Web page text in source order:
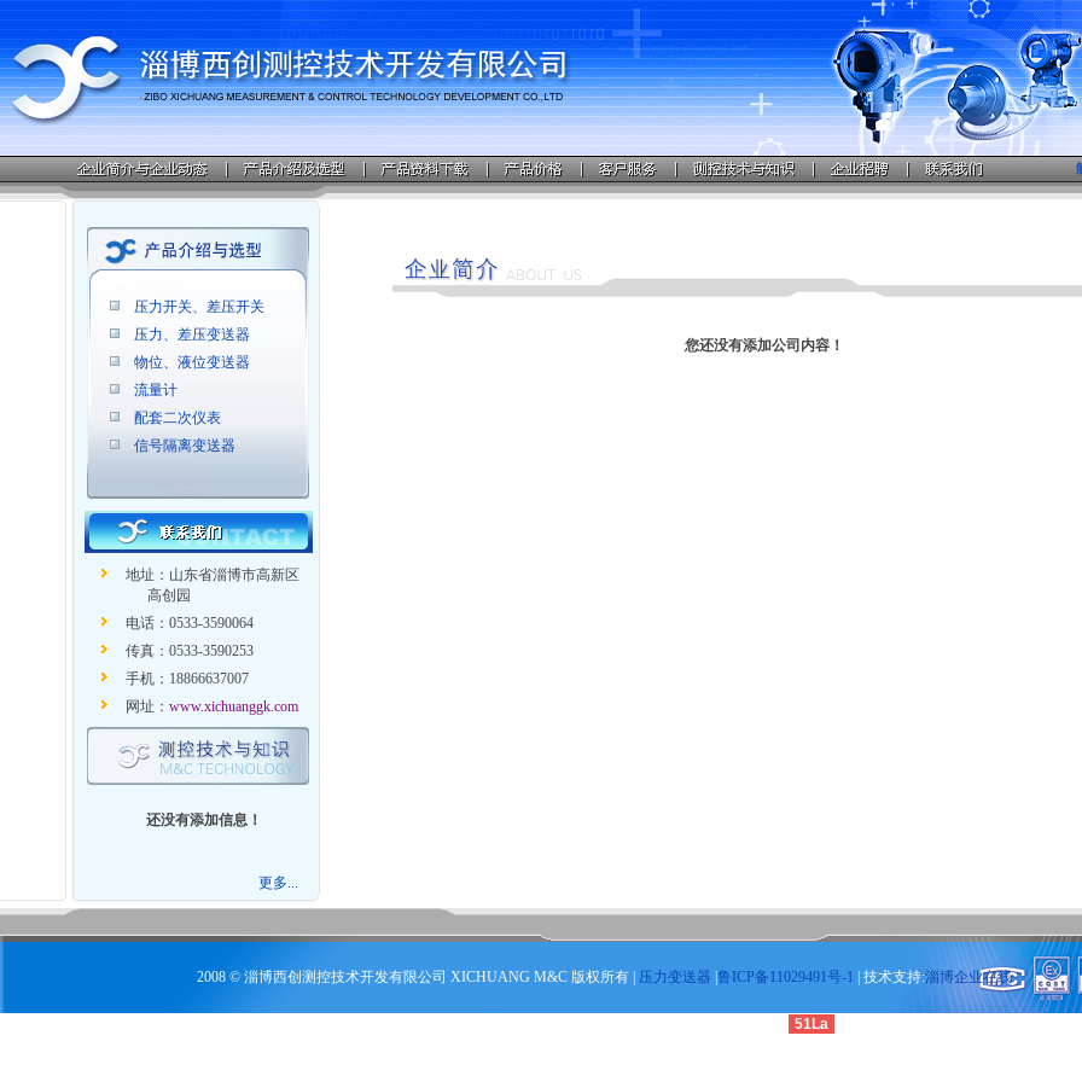
压力开关、差压开关
压力、差压变送器
物位、液位变送器
流量计
配套二次仪表
信号隔离变送器
地址：山东省淄博市高新区
高创园
电话：0533-3590064
传真：0533-3590253
手机：18866637007
网址： www.xichuanggk.com
还没有添加信息！
更多...
您还没有添加公司内容！
2008 © 淄博西创测控技术开发有限公司 XICHUANG M&C 版权所有 | 压力变送器 鲁ICP备11029491号-1 | 技术支持:淄博企业在线
51La